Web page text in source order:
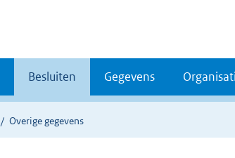
Besluiten Gegevens
Overige gegevens